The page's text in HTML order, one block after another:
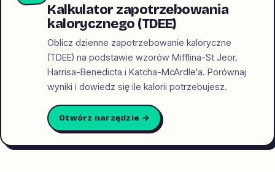
Kalkulator zapotrzebowania
kalorycznego (TDEE)
Oblicz dzienne zapotrzebowanie kaloryczne
(TDEE) na podstawie wzorów Mifflina-St Jeor,
Harrisa-Benedicta i Katcha-McArdle'a. Porównaj
wyniki i dowiedz się ile kalorii potrzebujesz.
Otwórz narzędzie →